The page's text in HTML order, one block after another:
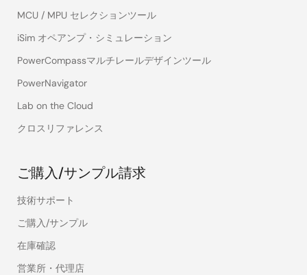
MCU / MPU セレクションツール
iSim オペアンプ・シミュレーション
PowerCompassマルチレールデザインツール
PowerNavigator
Lab on the Cloud
クロスリファレンス
ご購入/サンプル請求
技術サポート
ご購入/サンプル
在庫確認
営業所・代理店